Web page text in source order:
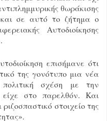
θωράκισης
σε αυτό το ζήτημα ο
Αυτοδιοίκησης
επισήμανε ότι
της γονότυπο μια νέα
σχέση με την
είχε στο παρελθόν. Και
στοιχείο της